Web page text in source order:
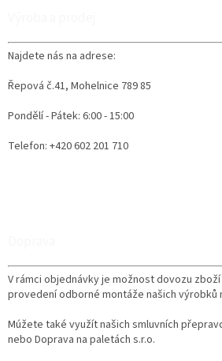
Najdete nás na adrese:
Řepová č.41, Mohelnice 789 85
Pondělí - Pátek: 6:00 - 15:00
Telefon: +420 602 201 710
V rámci objednávky je možnost dovozu
provedení odborné montáže našich výrobků
Múžete také využít našich smluvních
nebo Doprava na paletách s.r.o.